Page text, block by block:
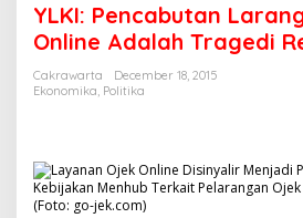
K
I
P
b
u
YLKI: Pencabutan
Online Adalah Tragedi
Cakrawarta
December 18, 2015
Ekonomika, Politika